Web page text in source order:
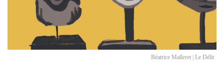
Béatrice Malleret | Le Délit